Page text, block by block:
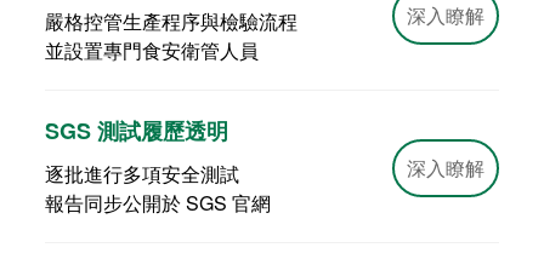
嚴格控管生產程序與檢驗流程
並設置專門食安衛管人員
深入瞭解
SGS 測試履歷透明
逐批進行多項安全測試
報告同步公開於 SGS 官網
深入瞭解